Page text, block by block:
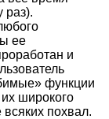
раз).
ее
и
функции
широкого
похвал.